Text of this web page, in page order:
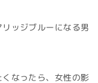
ッジブルーになる男
なったら、女性の影